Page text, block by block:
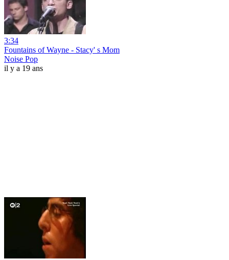
3:34
Fountains of Wayne - Stacy' s Mom
Noise Pop
il y a 19 ans